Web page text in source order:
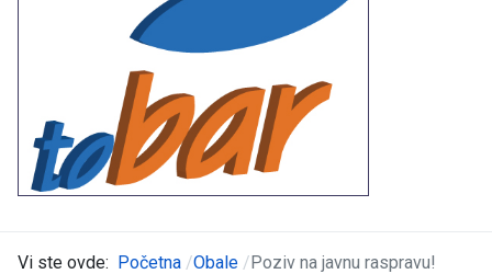
Vi ste ovde: Početna Obale Poziv na javnu raspravu!